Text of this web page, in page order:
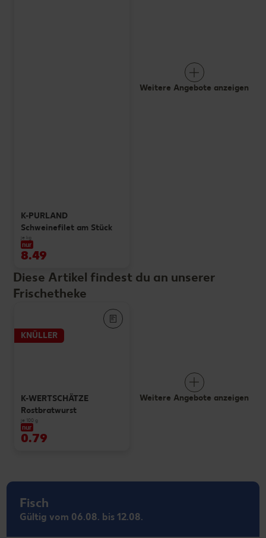
K-PURLAND
Schweinefilet am Stück
je kg
nur
8.49
Weitere Angebote anzeigen
Diese Artikel findest du an unserer
Frischetheke
KNÜLLER
K-WERTSCHÄTZE
Rostbratwurst
je 100 g
nur
0.79
Weitere Angebote anzeigen
Fisch
Gültig vom 06.08. bis 12.08.